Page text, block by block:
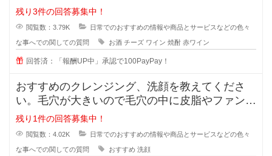
でも糖質などが気
残り3件の回答募集中！
閲覧数：3.79K 日常でのおすすめの情報や商品とサービスなどの色々
な事へでの関しての質問 お酒 チーズ ワイン 焼酎 赤ワイン
回答済：「報酬UP中」承認で100PayPay！
おすすめのクレンジング、洗顔を教えてくださ
い。毛穴が大きいので毛穴の中に皮脂やファンデ
ーションが残りやすいです。
残り1件の回答募集中！
閲覧数：4.02K 日常でのおすすめの情報や商品とサービスなどの色々
な事へでの関しての質問 おすすめ 洗顔